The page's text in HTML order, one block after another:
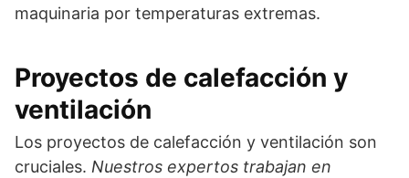
maquinaria por temperaturas extremas.
Proyectos de calefacción y
ventilación
Los proyectos de calefacción y ventilación son
cruciales. Nuestros expertos trabajan en